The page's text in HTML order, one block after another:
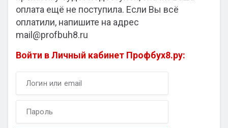
оплата ещё не поступила. Если Вы всё
оплатили, напишите на адрес
mail@profbuh8.ru
Войти в Личный кабинет Профбух8.ру: